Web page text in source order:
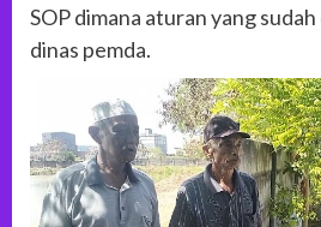
SOP dimana aturan yang
dinas pemda.